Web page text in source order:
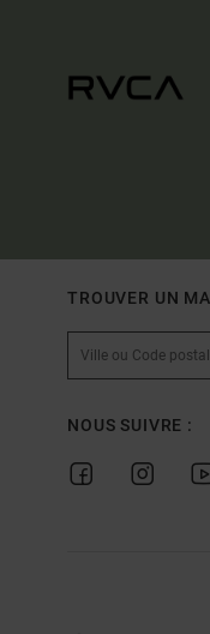
TROUVER UN
NOUS SUIVRE :